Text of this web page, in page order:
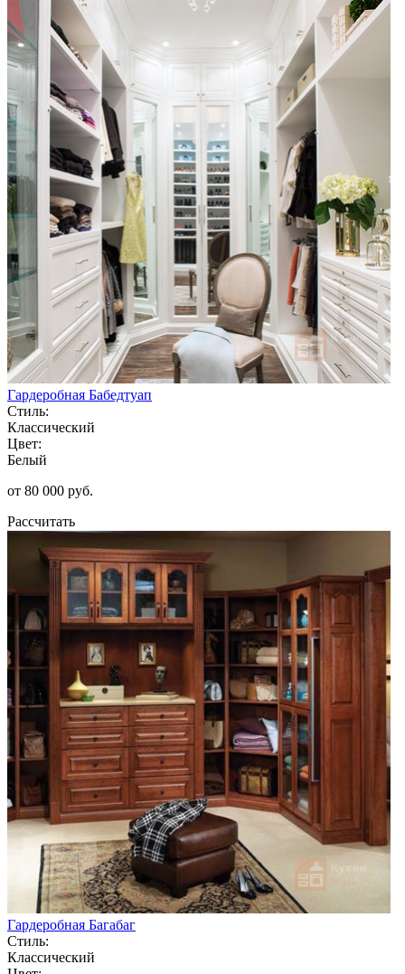
Гардеробная Бабедтуап
Стиль:
Классический
Цвет:
Белый
от 80 000 руб.
Рассчитать
Гардеробная Багабаг
Стиль:
Классический